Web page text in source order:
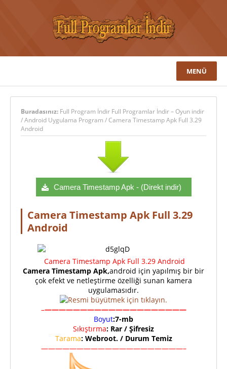
MENÜ
Buradasınız: Full Program İndir Full Programlar İndir – Oyun indir
/Android Uygulama Program /Camera Timestamp Apk Full 3.29
Android
Camera Timestamp Apk - (Direkt indir)
Camera Timestamp Apk Full 3.29
Android
Camera Timestamp Apk Full 3.29 Android
Camera Timestamp Apk,android için yapılmış bir bir
çok efekt ve netleştirme özelliği sunan kamera
uygulamasıdır.
–————————————————————
Boyut:7-mb
Sıkıştırma: Rar / Şifresiz
Tarama: Webroot. / Durum Temiz
————————————————————–